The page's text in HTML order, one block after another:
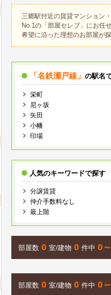
三郷駅付近の賃貸マンション
No.1の「部屋セレブ」にお任
希望に沿った理想のお部屋が探
「名鉄瀬戸線」 の駅名
栄町
尼ヶ坂
矢田
小幡
印場
人気のキーワードで探す
分譲賃貸
仲介手数料なし
最上階
部屋数 0 室/建物 0 件中 0
部屋数 0 室/建物 0 件中 0